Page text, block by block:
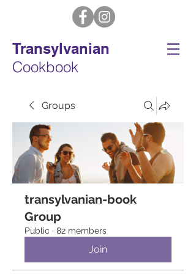
Transylvanian
Cookbook
Groups
transylvanian-book
Group
Public · 82 members
Join